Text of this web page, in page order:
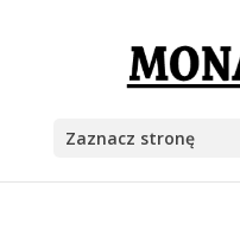
Zaznacz stronę